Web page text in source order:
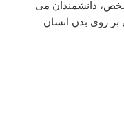
دانشمندان می
بر روی بدن انسان